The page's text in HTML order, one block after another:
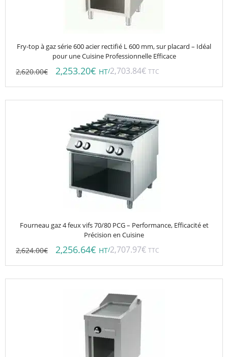
Fry-top à gaz série 600 acier rectifié L 600 mm, sur placard – Idéal
pour une Cuisine Professionnelle Efficace
2,620.00€ 2,253.20€ HT/2,703.84€ TTC
Fourneau gaz 4 feux vifs 70/80 PCG – Performance, Efficacité et
Précision en Cuisine
2,624.00€ 2,256.64€ HT/2,707.97€ TTC